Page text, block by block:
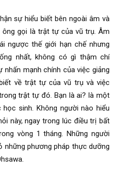
sự hiểu biết bên ngoài âm và
gọi là trật tự của vũ trụ. Âm
ngược thế giới hạn chế nhưng
nhất, không có gì thậm chí
nhấn mạnh chính của việc giảng
về trật tự của vũ trụ và việc
trật tự đó. Bạn là ai? là một
sinh. Không người nào hiểu
này, ngay trong lúc điều trị bất
vòng 1 tháng. Những người
những phương pháp thực dưỡng